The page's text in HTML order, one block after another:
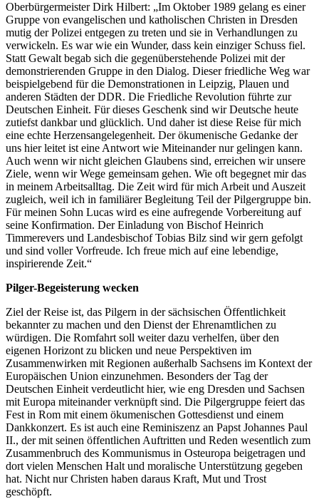
Oberbürgermeister Dirk Hilbert: „Im Oktober 1989 gelang es einer
Gruppe von evangelischen und katholischen Christen in Dresden
mutig der Polizei entgegen zu treten und sie in Verhandlungen zu
verwickeln. Es war wie ein Wunder, dass kein einziger Schuss fiel.
Statt Gewalt begab sich die gegenüberstehende Polizei mit der
demonstrierenden Gruppe in den Dialog. Dieser friedliche Weg war
beispielgebend für die Demonstrationen in Leipzig, Plauen und
anderen Städten der DDR. Die Friedliche Revolution führte zur
Deutschen Einheit. Für dieses Geschenk sind wir Deutsche heute
zutiefst dankbar und glücklich. Und daher ist diese Reise für mich
eine echte Herzensangelegenheit. Der ökumenische Gedanke der
uns hier leitet ist eine Antwort wie Miteinander nur gelingen kann.
Auch wenn wir nicht gleichen Glaubens sind, erreichen wir unsere
Ziele, wenn wir Wege gemeinsam gehen. Wie oft begegnet mir das
in meinem Arbeitsalltag. Die Zeit wird für mich Arbeit und Auszeit
zugleich, weil ich in familiärer Begleitung Teil der Pilgergruppe bin.
Für meinen Sohn Lucas wird es eine aufregende Vorbereitung auf
seine Konfirmation. Der Einladung von Bischof Heinrich
Timmerevers und Landesbischof Tobias Bilz sind wir gern gefolgt
und sind voller Vorfreude. Ich freue mich auf eine lebendige,
inspirierende Zeit.“
Pilger-Begeisterung wecken
Ziel der Reise ist, das Pilgern in der sächsischen Öffentlichkeit
bekannter zu machen und den Dienst der Ehrenamtlichen zu
würdigen. Die Romfahrt soll weiter dazu verhelfen, über den
eigenen Horizont zu blicken und neue Perspektiven im
Zusammenwirken mit Regionen außerhalb Sachsens im Kontext der
Europäischen Union einzunehmen. Besonders der Tag der
Deutschen Einheit verdeutlicht hier, wie eng Dresden und Sachsen
mit Europa miteinander verknüpft sind. Die Pilgergruppe feiert das
Fest in Rom mit einem ökumenischen Gottesdienst und einem
Dankkonzert. Es ist auch eine Reminiszenz an Papst Johannes Paul
II., der mit seinen öffentlichen Auftritten und Reden wesentlich zum
Zusammenbruch des Kommunismus in Osteuropa beigetragen und
dort vielen Menschen Halt und moralische Unterstützung gegeben
hat. Nicht nur Christen haben daraus Kraft, Mut und Trost
geschöpft.